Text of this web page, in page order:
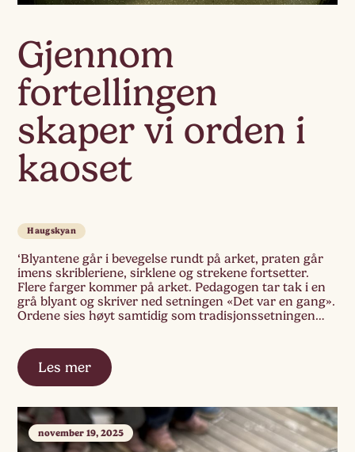
Gjennom
fortellingen
skaper vi orden i
kaoset
Haugskyan
‘Blyantene går i bevegelse rundt på arket, praten går
imens skribleriene, sirklene og strekene fortsetter.
Flere farger kommer på arket. Pedagogen tar tak i en
grå blyant og skriver ned setningen «Det var en gang».
Ordene sies høyt samtidig som tradisjonssetningen
Les mer
november 19, 2025